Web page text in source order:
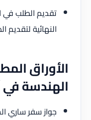
تقديم الطلب في
النهائية لتقديم
الأوراق
الهندسة في
جواز سفر ساري